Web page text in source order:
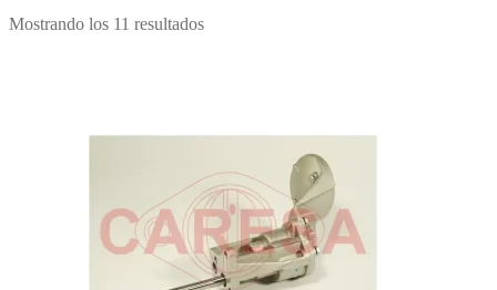
Mostrando los 11 resultados